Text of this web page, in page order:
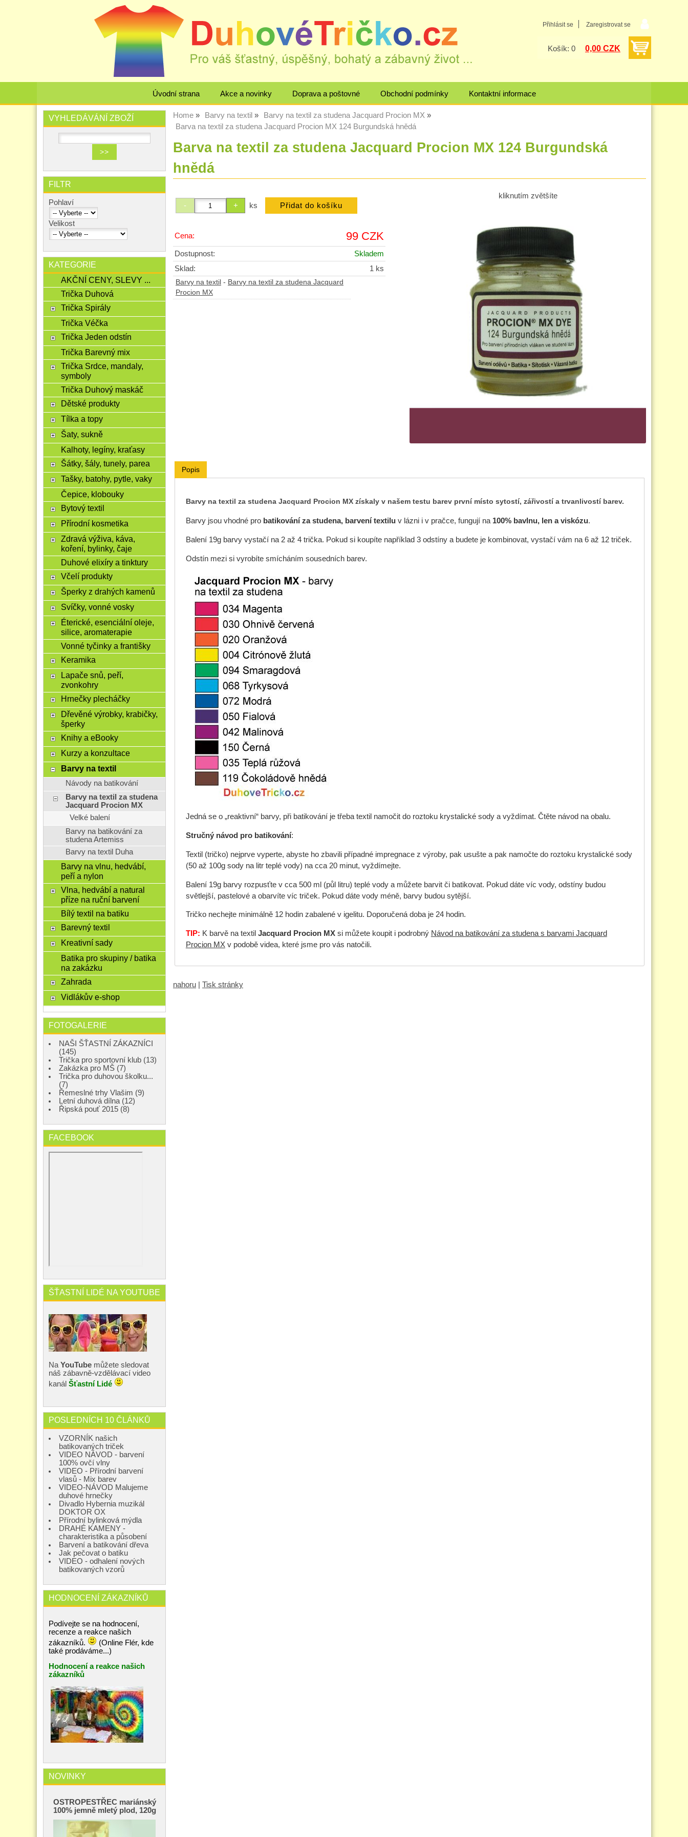
Přihlásit se Zaregistrovat se
Košík: 0 0,00 CZK
Úvodní strana Akce a novinky Doprava a poštovné Obchodní podmínky Kontaktní informace
Home Barvy na textil
Barvy na textil za studena Jacquard Procion MX
Barva na textil za studena Jacquard Procion MX 124 Burgundská hnědá
Barva na textil za studena Jacquard Procion MX 124 Burgundská
hnědá
kliknutím zvětšíte
ks
Cena: 99 CZK
Dostupnost:
Skladem
Sklad:
1 ks
Barvy na textil - Barvy na textil za studena Jacquard
Procion MX
Popis
Barvy na textil za studena Jacquard Procion MXzískaly v našem testu barev první místo sytostí, zářivostí a trvanlivostí barev.
Barvy jsou vhodné pro batikování za studena, barvení textiluv lázni i v pračce, fungují na 100% bavlnu, len a viskózu.
Balení 19g barvy vystačí na 2 až 4 trička. Pokud si koupíte například 3 odstíny a budete je kombinovat, vystačí vám na 6 až 12 triček.
Odstín mezi si vyrobíte smícháním sousedních barev.
Jedná se o „reaktivní“ barvy, při batikování je třeba textil namočit do roztoku krystalické sody a vyždímat. Čtěte návod na obalu.
Stručný návod pro batikování:
Textil (tričko) nejprve vyperte, abyste ho zbavili případné impregnace z výroby, pak usušte a pak namočte do roztoku krystalické sody
(50 až 100g sody na litr teplé vody) na cca 20 minut, vyždímejte.
Balení 19g barvy rozpusťte v cca 500 ml (půl litru) teplé vody a můžete barvit či batikovat. Pokud dáte víc vody, odstíny budou
světlejší, pastelové a obarvíte víc triček. Pokud dáte vody méně, barvy budou sytější.
Tričko nechejte minimálně 12 hodin zabalené v igelitu. Doporučená doba je 24 hodin.
TIP: K barvě na textil Jacquard Procion MXsi můžete koupit i podrobný Návod na batikování za studena s barvami Jacquard
Procion MXv podobě videa, které jsme pro vás natočili.
nahoru Tisk stránky
VYHLEDÁVÁNÍ ZBOŽÍ
FILTR
Pohlaví
Velikost
KATEGORIE
AKČNÍ CENY, SLEVY ...
Trička Duhová
Trička Spirály
Trička Véčka
Trička Jeden odstín
Trička Barevný mix
Trička Srdce, mandaly,
symboly
Trička Duhový maskáč
Dětské produkty
Tílka a topy
Šaty, sukně
Kalhoty, legíny, kraťasy
Šátky, šály, tunely, parea
Tašky, batohy, pytle, vaky
Čepice, klobouky
Bytový textil
Přírodní kosmetika
Zdravá výživa, káva,
koření, bylinky, čaje
Duhové elixíry a tinktury
Včelí produkty
Šperky z drahých kamenů
Svíčky, vonné vosky
Éterické, esenciální oleje,
silice, aromaterapie
Vonné tyčinky a františky
Keramika
Lapače snů, peří,
zvonkohry
Hrnečky plecháčky
Dřevěné výrobky, krabičky,
šperky
Knihy a eBooky
Kurzy a konzultace
Barvy na textil
Návody na batikování
Barvy na textil za studena
Jacquard Procion MX
Velké balení
Barvy na batikování za
studena Artemiss
Barvy na textil Duha
Barvy na vlnu, hedvábí,
peří a nylon
Vlna, hedvábí a natural
příze na ruční barvení
Bílý textil na batiku
Barevný textil
Kreativní sady
Batika pro skupiny / batika
na zakázku
Zahrada
Vidlákův e-shop
FOTOGALERIE
NAŠI ŠŤASTNÍ ZÁKAZNÍCI
(145)
Trička pro sportovní klub (13)
Zakázka pro MŠ (7)
Trička pro duhovou školku...
(7)
Řemeslné trhy Vlašim (9)
Letní duhová dílna (12)
Řipská pouť 2015 (8)
FACEBOOK
ŠŤASTNÍ LIDÉ NA YOUTUBE
Na YouTube můžete sledovat
náš zábavně-vzdělávací video
kanál Šťastní Lidé
POSLEDNÍCH 10 ČLÁNKŮ
VZORNÍK našich
batikovaných triček
VIDEO NÁVOD - barvení
100% ovčí vlny
VIDEO - Přírodní barvení
vlasů - Mix barev
VIDEO-NÁVOD Malujeme
duhové hrnečky
Divadlo Hybernia muzikál
DOKTOR OX
Přírodní bylinková mýdla
DRAHÉ KAMENY -
charakteristika a působení
Barvení a batikování dřeva
Jak pečovat o batiku
VIDEO - odhalení nových
batikovaných vzorů
HODNOCENÍ ZÁKAZNÍKŮ
Podívejte se na hodnocení,
recenze a reakce našich
zákazníků.
(Online Flér, kde
také prodáváme...)
Hodnocení a reakce našich
zákazníků
NOVINKY
OSTROPESTŘEC mariánský
100% jemně mletý plod, 120g